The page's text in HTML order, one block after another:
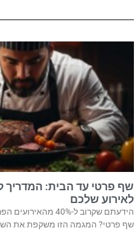
שף פרטי עד הבית: המדריך
לאירוע שלכם
הידעתם שקרוב ל-40%
שף פרטי? המגמה הזו משקפת את